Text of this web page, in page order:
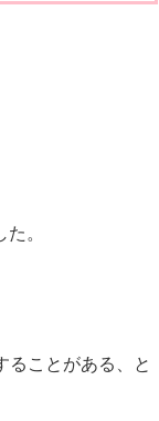
。
ることがある、と